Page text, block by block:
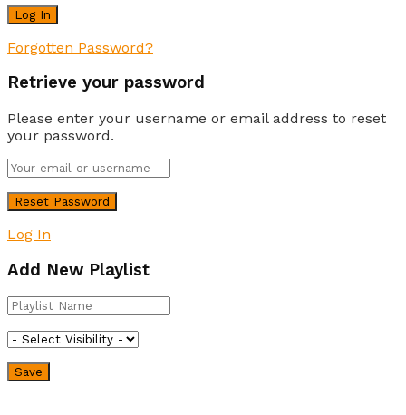
Forgotten Password?
Retrieve your password
Please enter your username or email address to reset
your password.
Log In
Add New Playlist